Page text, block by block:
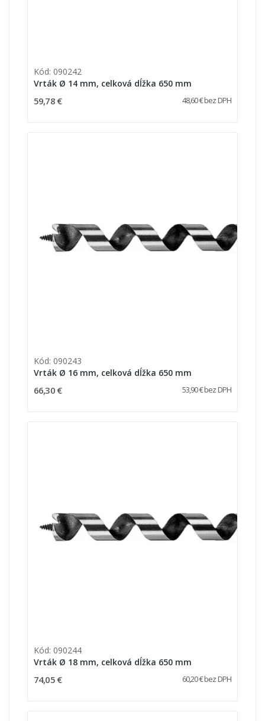
Kód: 090242
Vrták Ø 14 mm, celková dĺžka 650 mm
59,78 € 48,60 € bez DPH
Kód: 090243
Vrták Ø 16 mm, celková dĺžka 650 mm
66,30 € 53,90 € bez DPH
Kód: 090244
Vrták Ø 18 mm, celková dĺžka 650 mm
74,05 € 60,20 € bez DPH